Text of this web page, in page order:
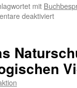
mit
deaktiviertfür
„Die
Uhus
vom